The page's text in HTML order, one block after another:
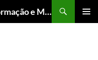
ER Consultoria Gestão de Informação e Memória Institucional